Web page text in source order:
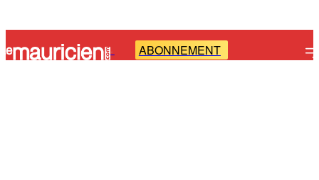
- ABONNEMENT